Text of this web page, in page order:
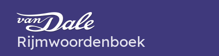
Rijmwoordenboek